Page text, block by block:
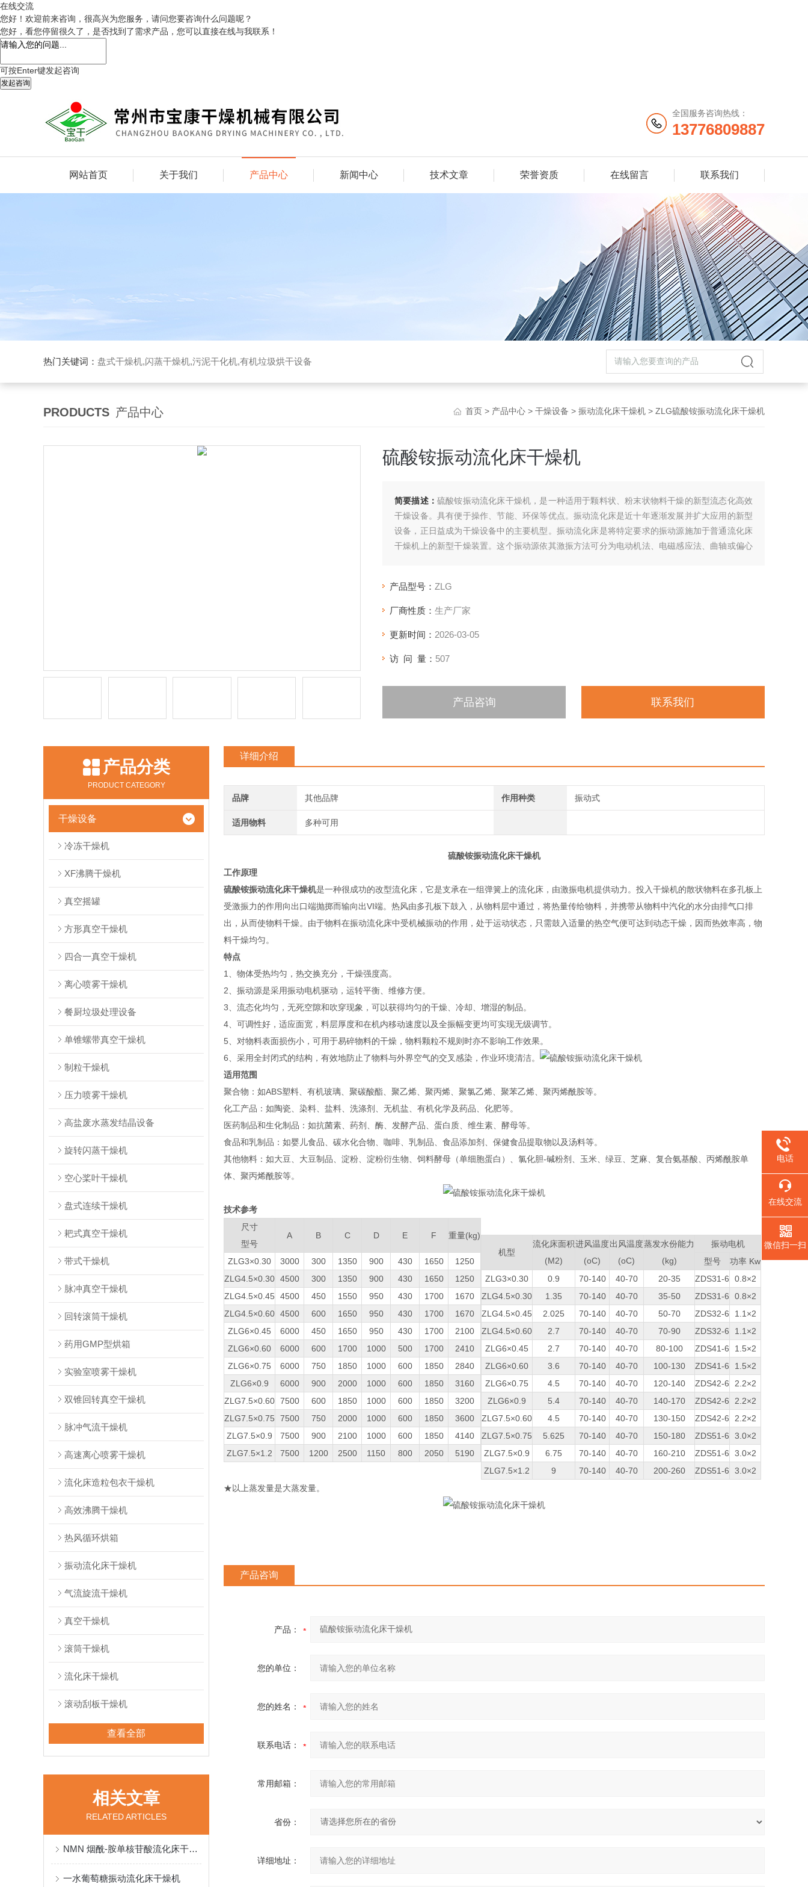
在线交流
您好！欢迎前来咨询，很高兴为您服务，请问您要咨询什么问题呢？
您好，看您停留很久了，是否找到了需求产品，您可以直接在线与我联系！
可按Enter键发起咨询
发起咨询
全国服务咨询热线：
13776809887
网站首页 关于我们 产品中心 新闻中心 技术文章 荣誉资质 在线留言 联系我们
热门关键词： 盘式干燥机,闪蒸干燥机,污泥干化机,有机垃圾烘干设备
PRODUCTS 产品中心 首页 > 产品中心 > 干燥设备 > 振动流化床干燥机 > ZLG硫酸铵振动流化床干燥机
硫酸铵振动流化床干燥机
简要描述： 硫酸铵振动流化床干燥机，是一种适用于颗料状、粉末状物料干燥的新型流态化高效
干燥设备。具有便于操作、节能、环保等优点。振动流化床是近十年逐渐发展并扩大应用的新型
设备，正日益成为干燥设备中的主要机型。振动流化床是将特定要求的振动源施加于普通流化床
干燥机上的新型干燥装置。这个振动源依其激振方法可分为电动机法、电磁感应法、曲轴或偏心
产品型号： ZLG
厂商性质： 生产厂家
更新时间： 2026-03-05
访 问 量： 507
产品咨询 联系我们
产品分类
PRODUCT CATEGORY
干燥设备
冷冻干燥机
XF沸腾干燥机
真空摇罐
方形真空干燥机
四合一真空干燥机
离心喷雾干燥机
餐厨垃圾处理设备
单锥螺带真空干燥机
制粒干燥机
压力喷雾干燥机
高盐废水蒸发结晶设备
旋转闪蒸干燥机
空心桨叶干燥机
盘式连续干燥机
耙式真空干燥机
带式干燥机
脉冲真空干燥机
回转滚筒干燥机
药用GMP型烘箱
实验室喷雾干燥机
双锥回转真空干燥机
脉冲气流干燥机
高速离心喷雾干燥机
流化床造粒包衣干燥机
高效沸腾干燥机
热风循环烘箱
振动流化床干燥机
气流旋流干燥机
真空干燥机
滚筒干燥机
流化床干燥机
滚动刮板干燥机
查看全部
相关文章
RELATED ARTICLES
NMN 烟酰-胺单核苷酸流化床干燥机
一水葡萄糖振动流化床干燥机
详细介绍
品牌 其他品牌 作用种类 振动式
适用物料 多种可用
硫酸铵振动流化床干燥机
工作原理
硫酸铵振动流化床干燥机是一种很成功的改型流化床，它是支承在一组弹簧上的流化床，由激振电机提供动力。投入干燥机的散状物料在多孔板上
受激振力的作用向出口端抛掷而输向出VI端。热风由多孔板下鼓入，从物料层中通过，将热量传给物料，并携带从物料中汽化的水分由排气口排
出，从而使物料干燥。由于物料在振动流化床中受机械振动的作用，处于运动状态，只需鼓入适量的热空气便可达到动态干燥，因而热效率高，物
料干燥均匀。
特点
1、物体受热均匀，热交换充分，干燥强度高。
2、振动源是采用振动电机驱动，运转平衡、维修方便。
3、流态化均匀，无死空隙和吹穿现象，可以获得均匀的干燥、冷却、增湿的制品。
4、可调性好，适应面宽，料层厚度和在机内移动速度以及全振幅变更均可实现无级调节。
5、对物料表面损伤小，可用于易碎物料的干燥，物料颗粒不规则时亦不影响工作效果。
6、采用全封闭式的结构，有效地防止了物料与外界空气的交叉感染，作业环境清洁。
适用范围
‌聚合物‌：如ABS塑料、有机玻璃、聚碳酸酯、聚乙烯、聚丙烯、聚氯乙烯、聚苯乙烯、聚丙烯酰胺等‌。
‌化工产品‌：如陶瓷、染料、盐料、洗涤剂、无机盐、有机化学及药品、化肥等‌。
‌医药制品和生化制品‌：如抗菌素、药剂、酶、发酵产品、蛋白质、维生素、酵母等‌。
‌食品和乳制品‌：如婴儿食品、碳水化合物、咖啡、乳制品、食品添加剂、保健食品提取物以及汤料等‌。
‌其他物料‌：如大豆、大豆制品、淀粉、淀粉衍生物、饲料酵母（单细胞蛋白）、氯化胆-碱粉剂、玉米、绿豆、芝麻、复合氨基酸、丙烯酰胺单
体、聚丙烯酰胺等‌。
技术参考
尺寸
型号
A B C D E F 重量(kg)
ZLG3×0.30 3000 300 1350 900 430 1650
1250
ZLG4.5×0.30 4500 300 1350 900 430 1650
1250
ZLG4.5×0.45
4500 450 1550 950 430 1700
1670
ZLG4.5×0.60 4500 600 1650 950 430 1700
1670
ZLG6×0.45
6000 450 1650 950 430 1700
2100
ZLG6×0.60
6000 600 1700 1000 500 1700
2410
ZLG6×0.75
6000 750 1850 1000 600 1850
2840
ZLG6×0.9
6000 900 2000 1000 600 1850
3160
ZLG7.5×0.60 7500 600 1850 1000 600 1850
3200
ZLG7.5×0.75
7500 750 2000 1000 600 1850
3600
ZLG7.5×0.9
7500 900 2100 1000 600 1850
4140
ZLG7.5×1.2
7500 1200 2500 1150 800 2050 5190
机型
流化床面积
(M2)
进风温度
(oC)
出风温度
(oC)
蒸发水份能力
(kg)
振动电机
型号
功率 Kw
ZLG3×0.30
0.9 70-140 40-70 20-35 ZDS31-6
0.8×2
ZLG4.5×0.30
1.35 70-140 40-70 35-50 ZDS31-6
0.8×2
ZLG4.5×0.45
2.025 70-140 40-70 50-70 ZDS32-6
1.1×2
ZLG4.5×0.60
2.7 70-140 40-70 70-90 ZDS32-6
1.1×2
ZLG6×0.45
2.7 70-140 40-70 80-100 ZDS41-6
1.5×2
ZLG6×0.60
3.6 70-140 40-70 100-130 ZDS41-6
1.5×2
ZLG6×0.75
4.5 70-140 40-70 120-140 ZDS42-6
2.2×2
ZLG6×0.9
5.4 70-140 40-70 140-170 ZDS42-6
2.2×2
ZLG7.5×0.60
4.5 70-140 40-70 130-150 ZDS42-6
2.2×2
ZLG7.5×0.75
5.625 70-140 40-70 150-180 ZDS51-6
3.0×2
ZLG7.5×0.9
6.75 70-140 40-70 160-210 ZDS51-6
3.0×2
ZLG7.5×1.2
9 70-140 40-70 200-260 ZDS51-6
3.0×2
★以上蒸发量是大蒸发量。
产品咨询
产品：
您的单位：
您的姓名：
联系电话：
常用邮箱：
省份：
详细地址：
电话
在线交流
微信扫一扫